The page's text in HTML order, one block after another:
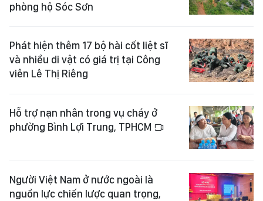
phòng hộ Sóc Sơn
Phát hiện thêm 17 bộ hài cốt liệt sĩ
và nhiều di vật có giá trị tại Công
viên Lê Thị Riêng
Hỗ trợ nạn nhân trong vụ cháy ở
phường Bình Lợi Trung, TPHCM
Người Việt Nam ở nước ngoài là
nguồn lực chiến lược quan trọng,